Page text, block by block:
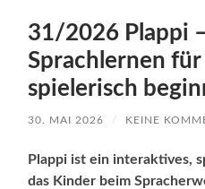
31/2026 Plappi
Sprachlernen
spielerisch
30. MAI 2026 / KEINE
Plappi ist ein interaktives,
das Kinder beim